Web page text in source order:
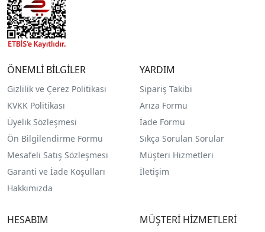
ÖNEMLİ BİLGİLER
Gizlilik ve Çerez Politikası
KVKK Politikası
Üyelik Sözleşmesi
Ön Bilgilendirme Formu
Mesafeli Satış Sözleşmesi
Garanti ve İade Koşulları
Hakkımızda
YARDIM
Sipariş Takibi
Arıza Formu
İade Formu
Sıkça Sorulan Sorular
Müşteri Hizmetleri
İletişim
HESABIM MÜŞTERİ HİZMETLERİ